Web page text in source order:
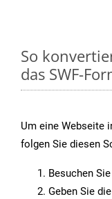
So
das SWF-
Um eine Webseite
folgen Sie diesen
Besuchen
Geben Sie